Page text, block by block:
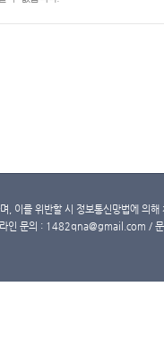
, 이를 위반할 시 정보통신망법에 의
인 문의 : 1482qna@gmail.com /